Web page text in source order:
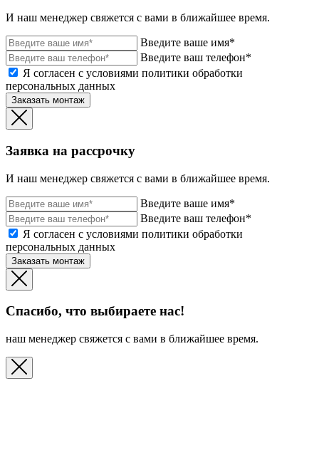
И наш менеджер свяжется с вами в ближайшее время.
Введите ваше имя*
Введите ваш телефон*
Я согласен с условиями политики обработки
персональных данных
Заказать монтаж
Заявка на рассрочку
И наш менеджер свяжется с вами в ближайшее время.
Введите ваше имя*
Введите ваш телефон*
Я согласен с условиями политики обработки
персональных данных
Заказать монтаж
Спасибо, что выбираете нас!
наш менеджер свяжется с вами в ближайшее время.